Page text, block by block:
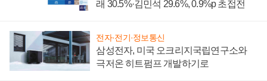
래 30.5%·김민석 29.6%, 0.9%p 초접전
전자·전기·정보통신
삼성전자, 미국 오크리지국립연구소와
극저온 히트펌프 개발하기로